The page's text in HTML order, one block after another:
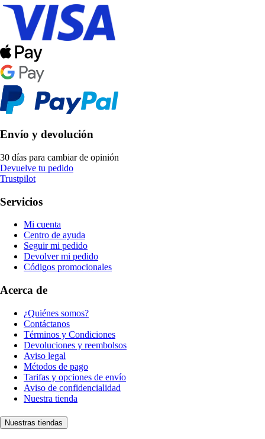
Envío y devolución
30 días para cambiar de opinión
Devuelve tu pedido
Trustpilot
Servicios
Mi cuenta
Centro de ayuda
Seguir mi pedido
Devolver mi pedido
Códigos promocionales
Acerca de
¿Quiénes somos?
Contáctanos
Términos y Condiciones
Devoluciones y reembolsos
Aviso legal
Métodos de pago
Tarifas y opciones de envío
Aviso de confidencialidad
Nuestra tienda
Nuestras tiendas